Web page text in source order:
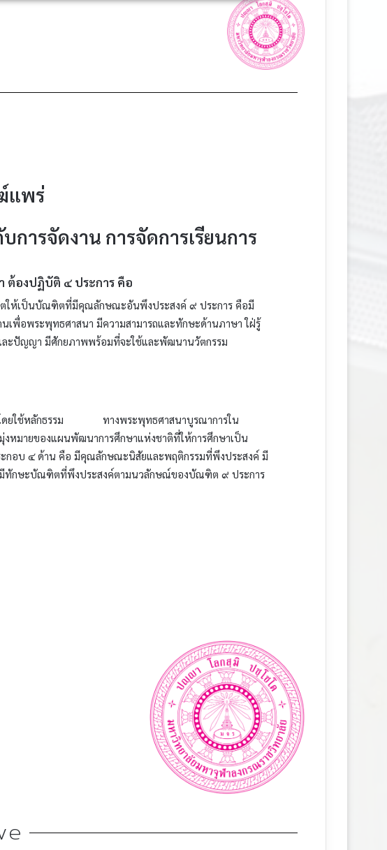
แพร่​
การจัดงาน การจัดการเรียนการ
ต้องปฏิบัติ ๔ ประการ คือ
ตให้เป็นบัณฑิตที่มีคุณลักษณะอันพึงประสงค์ ๙ ประการ คือมี
เพื่อพระพุทธศาสนา มีความสามารถและทักษะด้านภาษา ใฝ่รู้
ละปัญญา มีศักยภาพพร้อมที่จะใช้และพัฒนานวัตกรรม
โดยใช้หลักธรรม ทางพระพุทธศาสนาบูรณาการใน
หมายของแผนพัฒนาการศึกษาแห่งชาติที่ให้การศึกษาเป็น
กอบ ๔ ด้าน คือ มีคุณลักษณะนิสัยและพฤติกรรมที่พึงประสงค์ มี
มีทักษะบัณฑิตที่พึงประสงค์ตามนวลักษณ์ของบัณฑิต ๙ ประการ